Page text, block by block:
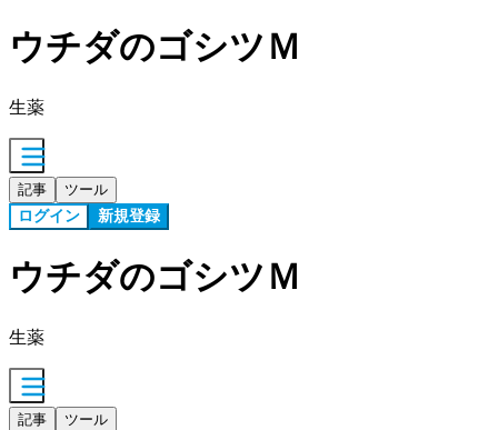
ウチダのゴシツＭ
生薬
記事 ツール
ログイン 新規登録
ウチダのゴシツＭ
生薬
記事 ツール